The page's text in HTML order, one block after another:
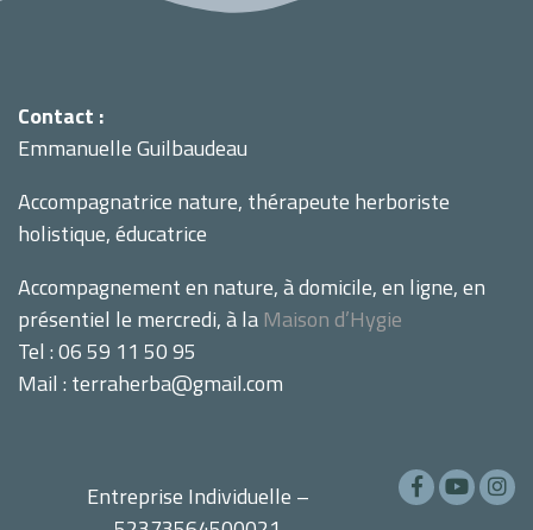
Contact :
Emmanuelle Guilbaudeau
Accompagnatrice nature, thérapeute herboriste
holistique, éducatrice
Accompagnement en nature, à domicile, en ligne, en
présentiel le mercredi, à la Maison d’Hygie
Tel : 06 59 11 50 95
Mail : terraherba@gmail.com
Entreprise Individuelle –